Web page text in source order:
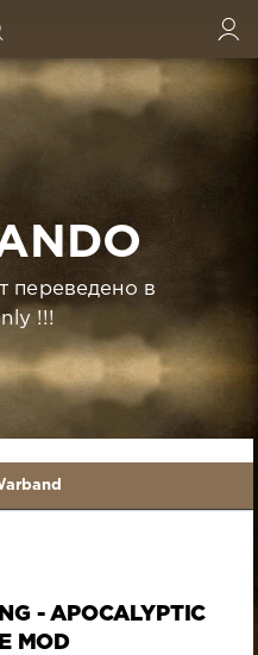
переведено в
!!!
- APOCALYPTIC
MOD